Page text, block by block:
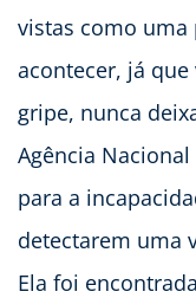
vistas como
acontecer, já
gripe, nunca
Agência Nacional
para a
detectarem uma
Ela foi